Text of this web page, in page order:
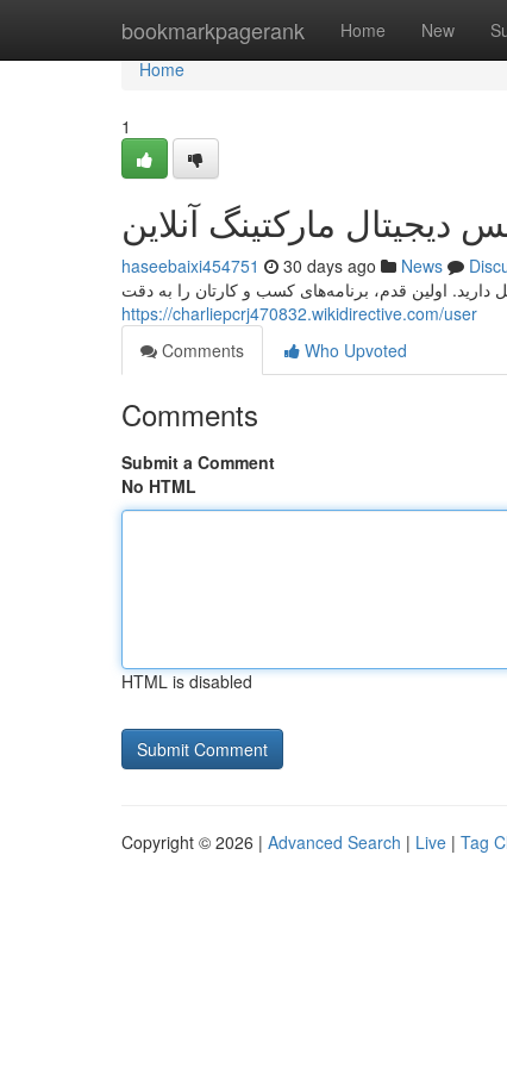
bookmarkpagerank Home New
Home
Home
1
دیجیتال مارکتینگ آنلاین
haseebaixi454751 30 days ago News
دارید. اولین قدم، برنامه‌های کسب و کارتان را به دقت
https://charliepcrj470832.wikidirective.com/user
Comments
Who Upvoted
Comments
Submit a Comment
No HTML
HTML is disabled
Copyright © 2026 | Advanced Search | Live | Tag